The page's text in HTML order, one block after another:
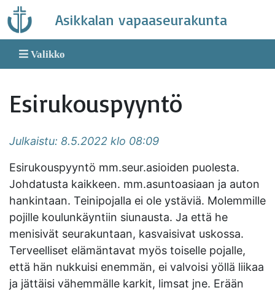
Skip
to
content
Asikkalan vapaaseurakunta
Valikko
Esirukouspyyntö
Julkaistu: 8.5.2022 klo 08:09
Esirukouspyyntö mm.seur.asioiden puolesta.
Johdatusta kaikkeen. mm.asuntoasiaan ja auton
hankintaan. Teinipojalla ei ole ystäviä. Molemmille
pojille koulunkäyntiin siunausta. Ja että he
menisivät seurakuntaan, kasvaisivat uskossa.
Terveelliset elämäntavat myös toiselle pojalle,
että hän nukkuisi enemmän, ei valvoisi yöllä liikaa
ja jättäisi vähemmälle karkit, limsat jne. Erään